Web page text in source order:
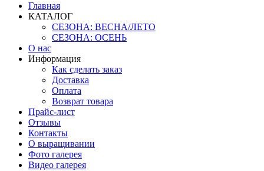
Главная
КАТАЛОГ
СЕЗОНА: ВЕСНА/ЛЕТО
СЕЗОНА: ОСЕНЬ
О нас
Информация
Как сделать заказ
Доставка
Оплата
Возврат товара
Прайс-лист
Отзывы
Контакты
О выращивании
Фото галерея
Видео галерея